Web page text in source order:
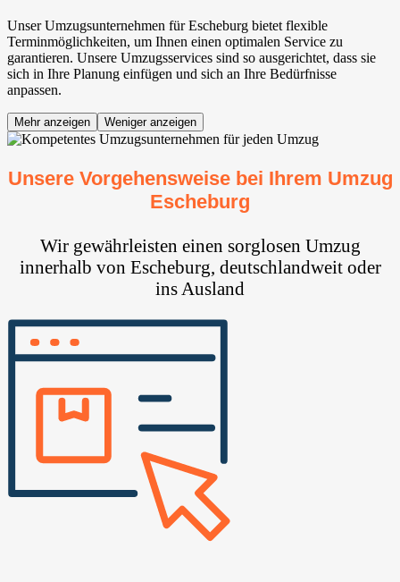
Unser Umzugsunternehmen für Escheburg bietet flexible
Terminmöglichkeiten, um Ihnen einen optimalen Service zu
garantieren. Unsere Umzugsservices sind so ausgerichtet, dass sie
sich in Ihre Planung einfügen und sich an Ihre Bedürfnisse
anpassen.
Mehr anzeigen Weniger anzeigen
Unsere Vorgehensweise bei Ihrem Umzug
Escheburg
Wir gewährleisten einen sorglosen Umzug
innerhalb von Escheburg, deutschlandweit oder
ins Ausland